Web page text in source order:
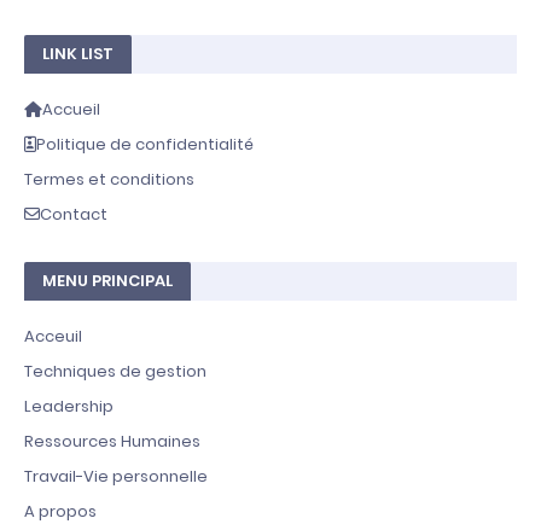
LINK LIST
Accueil
Politique de confidentialité
Termes et conditions
Contact
MENU PRINCIPAL
Acceuil
Techniques de gestion
Leadership
Ressources Humaines
Travail-Vie personnelle
A propos